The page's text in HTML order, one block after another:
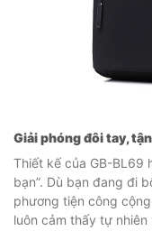
Giải phóng đôi tay,
Thiết kế của GB-BL69
bạn”. Dù bạn đang đi
phương tiện công
luôn cảm thấy tự